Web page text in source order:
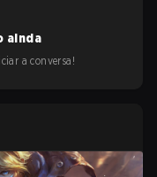
ainda
a conversa!